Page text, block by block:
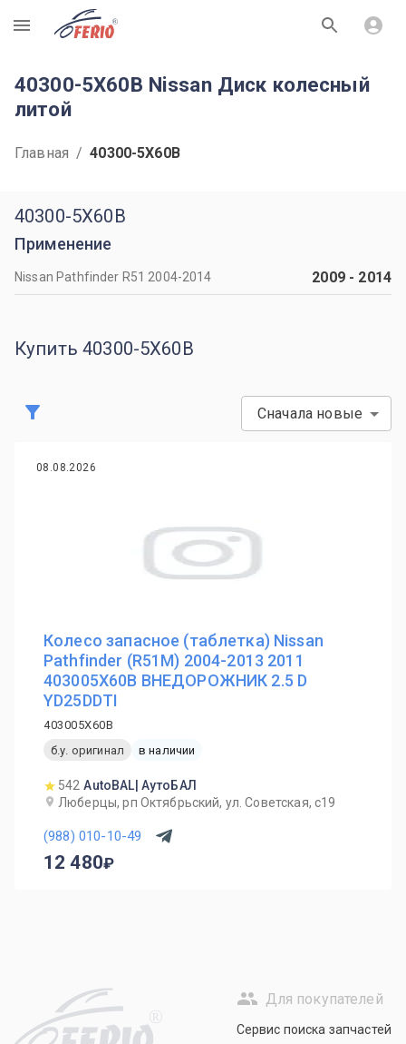
R
40300-5X60B Nissan Диск колесный
литой
Главная / 40300-5X60B
40300-5X60B
Применение
Nissan Pathfinder R51 2004-2014 2009- 2014
Купить 40300-5X60B
Сначала новые
08.08.2026
Колесо запасное (таблетка) Nissan
Pathfinder (R51M) 2004-2013 2011
403005X60B ВНЕДОРОЖНИК 2.5 D
YD25DDTI
403005X60B
б.у. оригинал
в наличии
542 AutoBAL| АутоБАЛ
Люберцы, рп Октябрьский, ул. Советская, с19
(988) 010-10-49
12 480
R
Для покупателей
Сервис поиска запчастей